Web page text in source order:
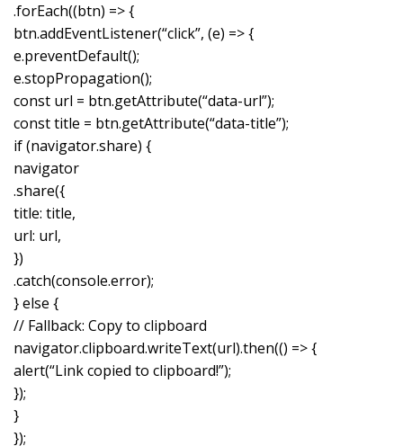
.forEach((btn) => {
btn.addEventListener(“click”, (e) => {
e.preventDefault();
e.stopPropagation();
const url = btn.getAttribute(“data-url”);
const title = btn.getAttribute(“data-title”);
if (navigator.share) {
navigator
.share({
title: title,
url: url,
})
.catch(console.error);
} else {
// Fallback: Copy to clipboard
navigator.clipboard.writeText(url).then(() => {
alert(“Link copied to clipboard!”);
});
}
});